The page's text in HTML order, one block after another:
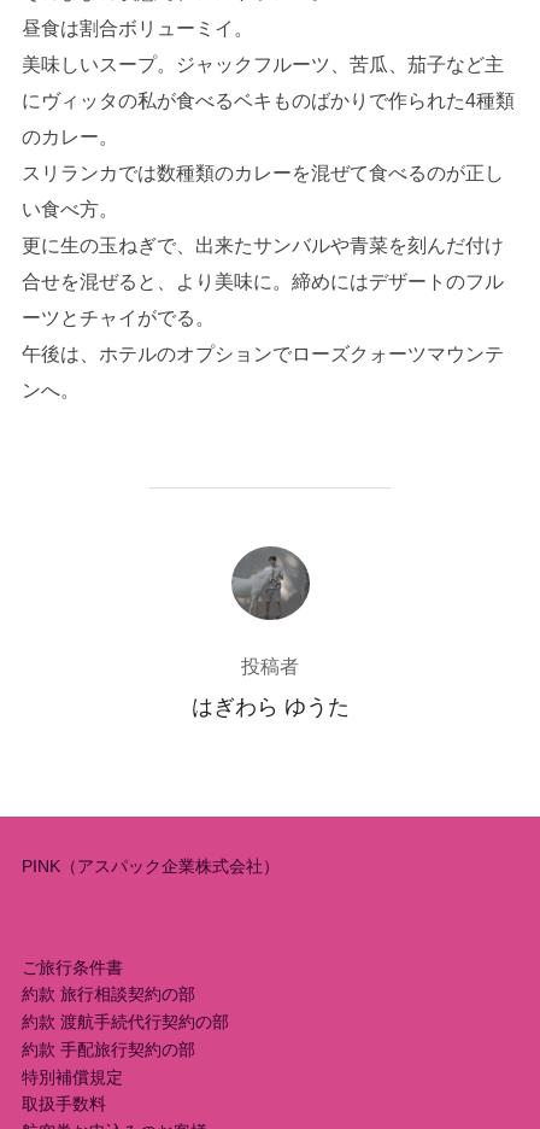
昼食は割合ボリューミイ。
美味しいスープ。ジャックフルーツ、苦瓜、茄子など主
にヴィッタの私が食べるベキものばかりで作られた4種類
のカレー。
スリランカでは数種類のカレーを混ぜて食べるのが正し
い食べ方。
更に生の玉ねぎで、出来たサンバルや青菜を刻んだ付け
合せを混ぜると、より美味に。締めにはデザートのフル
ーツとチャイがでる。
午後は、ホテルのオプションでローズクォーツマウンテ
ンへ。
投稿者
投稿者
はぎわら ゆうた
PINK（アスパック企業株式会社）
ご旅行条件書
約款 旅行相談契約の部
約款 渡航手続代行契約の部
約款 手配旅行契約の部
特別補償規定
取扱手数料